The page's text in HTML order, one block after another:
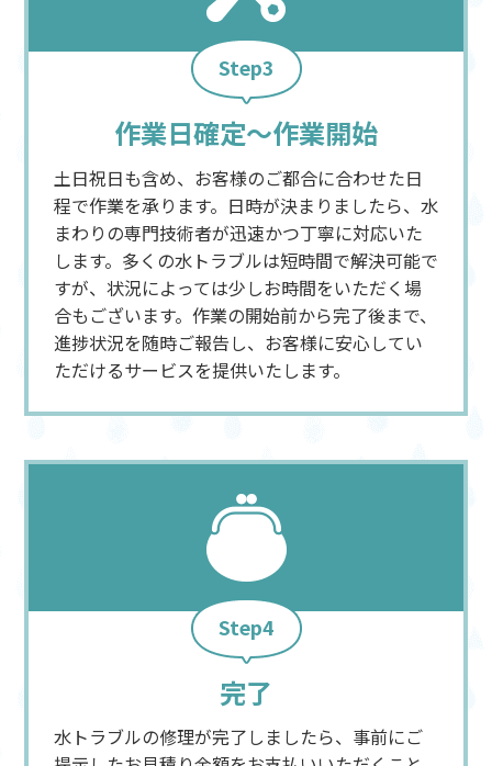
Step3
作業日確定～作業開始
土日祝日も含め、お客様のご都合に合わせた日
程で作業を承ります。日時が決まりましたら、水
まわりの専門技術者が迅速かつ丁寧に対応いた
します。多くの水トラブルは短時間で解決可能で
すが、状況によっては少しお時間をいただく場
合もございます。作業の開始前から完了後まで、
進捗状況を随時ご報告し、お客様に安心してい
ただけるサービスを提供いたします。
Step4
完了
水トラブルの修理が完了しましたら、事前にご